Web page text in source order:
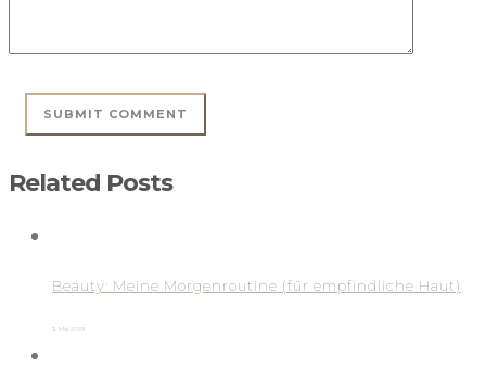
Related Posts
Beauty: Meine Morgenroutine (für empfindliche Haut)
3. Mai 2019